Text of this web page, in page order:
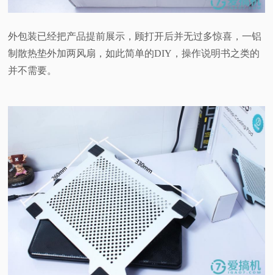
外包装已经把产品提前展示，顾打开后并无过多惊喜，一铝
制散热垫外加两风扇，如此简单的DIY，操作说明书之类的
并不需要。